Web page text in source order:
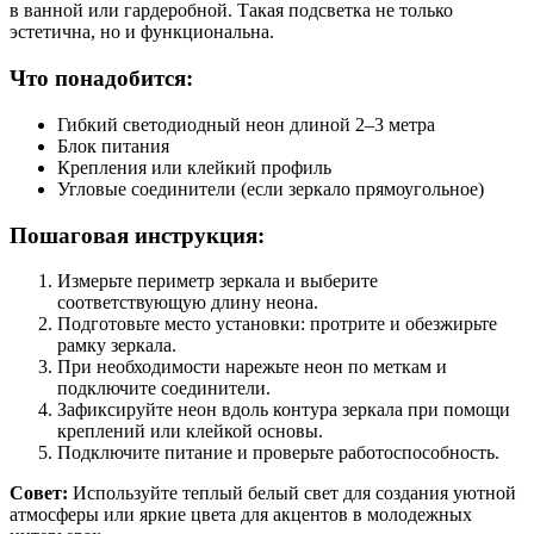
в ванной или гардеробной. Такая подсветка не только
эстетична, но и функциональна.
Что понадобится:
Гибкий светодиодный неон длиной 2–3 метра
Блок питания
Крепления или клейкий профиль
Угловые соединители (если зеркало прямоугольное)
Пошаговая инструкция:
Измерьте периметр зеркала и выберите
соответствующую длину неона.
Подготовьте место установки: протрите и обезжирьте
рамку зеркала.
При необходимости нарежьте неон по меткам и
подключите соединители.
Зафиксируйте неон вдоль контура зеркала при помощи
креплений или клейкой основы.
Подключите питание и проверьте работоспособность.
Совет: Используйте теплый белый свет для создания уютной
атмосферы или яркие цвета для акцентов в молодежных